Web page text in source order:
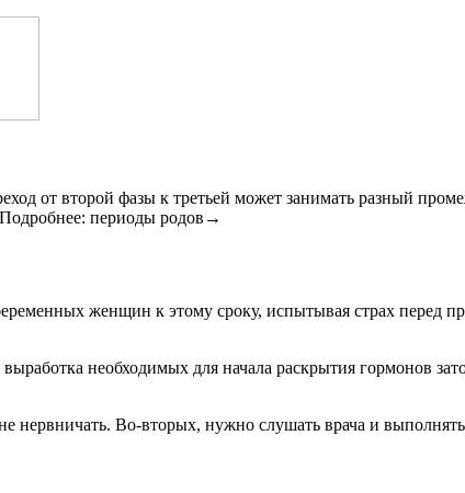
от второй фазы к третьей может занимать разный
Подробнее: периоды родов→
женщин к этому сроку, испытывая страх перед
необходимых для начала раскрытия гормонов
нервничать. Во-вторых, нужно слушать врача и выполнять